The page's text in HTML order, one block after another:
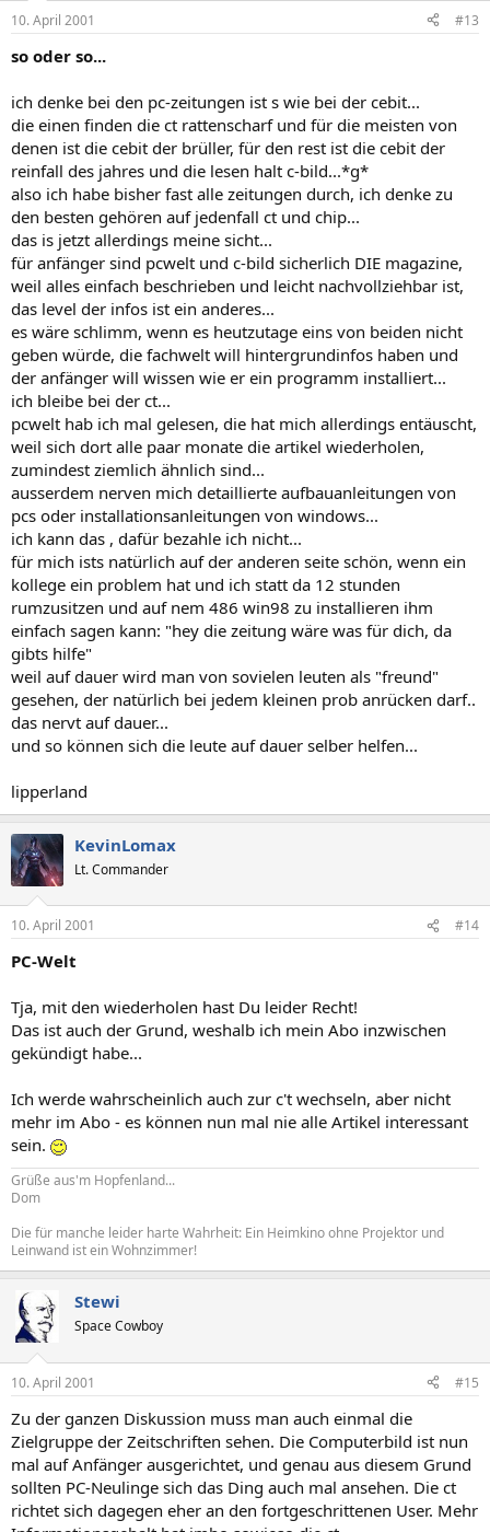
10. April 2001 #13
so oder so...
ich denke bei den pc-zeitungen ist s wie bei der cebit...
die einen finden die ct rattenscharf und für die meisten von
denen ist die cebit der brüller, für den rest ist die cebit der
reinfall des jahres und die lesen halt c-bild...*g*
also ich habe bisher fast alle zeitungen durch, ich denke zu
den besten gehören auf jedenfall ct und chip...
das is jetzt allerdings meine sicht...
für anfänger sind pcwelt und c-bild sicherlich DIE magazine,
weil alles einfach beschrieben und leicht nachvollziehbar ist,
das level der infos ist ein anderes...
es wäre schlimm, wenn es heutzutage eins von beiden nicht
geben würde, die fachwelt will hintergrundinfos haben und
der anfänger will wissen wie er ein programm installiert...
ich bleibe bei der ct...
pcwelt hab ich mal gelesen, die hat mich allerdings entäuscht,
weil sich dort alle paar monate die artikel wiederholen,
zumindest ziemlich ähnlich sind...
ausserdem nerven mich detaillierte aufbauanleitungen von
pcs oder installationsanleitungen von windows...
ich kann das , dafür bezahle ich nicht...
für mich ists natürlich auf der anderen seite schön, wenn ein
kollege ein problem hat und ich statt da 12 stunden
rumzusitzen und auf nem 486 win98 zu installieren ihm
einfach sagen kann: "hey die zeitung wäre was für dich, da
gibts hilfe"
weil auf dauer wird man von sovielen leuten als "freund"
gesehen, der natürlich bei jedem kleinen prob anrücken darf..
das nervt auf dauer...
und so können sich die leute auf dauer selber helfen...
lipperland
KevinLomax
Lt. Commander
10. April 2001 #14
PC-Welt
Tja, mit den wiederholen hast Du leider Recht!
Das ist auch der Grund, weshalb ich mein Abo inzwischen
gekündigt habe...
Ich werde wahrscheinlich auch zur c't wechseln, aber nicht
mehr im Abo - es können nun mal nie alle Artikel interessant
sein.
Grüße aus'm Hopfenland...
Dom
Die für manche leider harte Wahrheit: Ein Heimkino ohne Projektor und
Leinwand ist ein Wohnzimmer!
Stewi
Space Cowboy
10. April 2001 #15
Zu der ganzen Diskussion muss man auch einmal die
Zielgruppe der Zeitschriften sehen. Die Computerbild ist nun
mal auf Anfänger ausgerichtet, und genau aus diesem Grund
sollten PC-Neulinge sich das Ding auch mal ansehen. Die ct
richtet sich dagegen eher an den fortgeschrittenen User. Mehr